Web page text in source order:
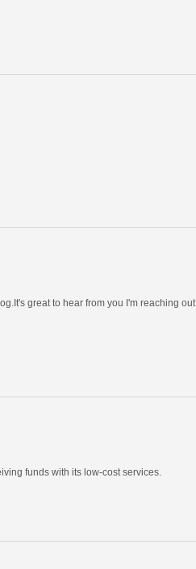
great to hear from you I'm reaching out
funds with its low-cost services.